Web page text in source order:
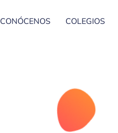
CONÓCENOS COLEGIOS